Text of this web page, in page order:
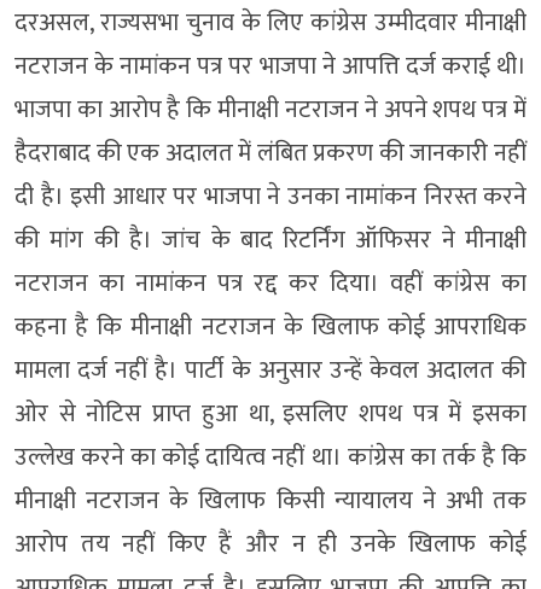
दरअसल, राज्यसभा चुनाव के लिए कांग्रेस उम्मीदवार मीनाक्षी
नटराजन के नामांकन पत्र पर भाजपा ने आपत्ति दर्ज कराई थी।
भाजपा का आरोप है कि मीनाक्षी नटराजन ने अपने शपथ पत्र में
हैदराबाद की एक अदालत में लंबित प्रकरण की जानकारी नहीं
दी है। इसी आधार पर भाजपा ने उनका नामांकन निरस्त करने
की मांग की है। जांच के बाद रिटर्निंग ऑफिसर ने मीनाक्षी
नटराजन का नामांकन पत्र रद्द कर दिया। वहीं कांग्रेस का
कहना है कि मीनाक्षी नटराजन के खिलाफ कोई आपराधिक
मामला दर्ज नहीं है। पार्टी के अनुसार उन्हें केवल अदालत की
ओर से नोटिस प्राप्त हुआ था, इसलिए शपथ पत्र में इसका
उल्लेख करने का कोई दायित्व नहीं था। कांग्रेस का तर्क है कि
मीनाक्षी नटराजन के खिलाफ किसी न्यायालय ने अभी तक
आरोप तय नहीं किए हैं और न ही उनके खिलाफ कोई